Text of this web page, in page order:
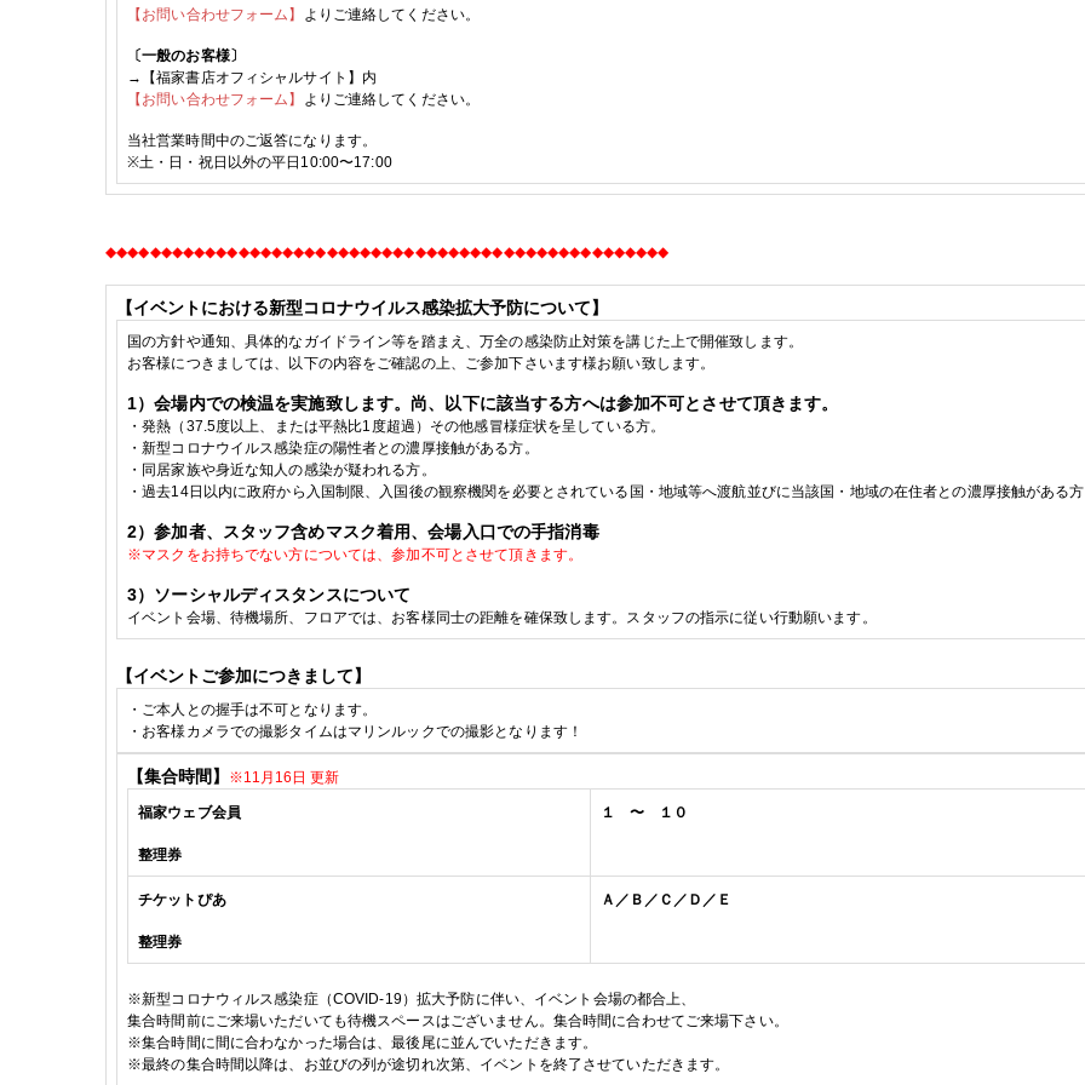
【お問い合わせフォーム】
よりご連絡してください。
〔一般のお客様〕
→【福家書店オフィシャルサイト】内
【お問い合わせフォーム】
よりご連絡してください。
当社営業時間中のご返答になります。
※土・日・祝日以外の平日10:00〜17:00
◆◆◆◆◆◆◆◆◆◆◆◆◆◆◆◆◆◆◆◆◆◆◆◆◆◆◆◆◆◆◆◆◆◆◆◆◆◆◆◆◆◆◆◆◆◆◆◆◆◆◆
【イベントにおける新型コロナウイルス感染拡大予防について】
国の方針や通知、具体的なガイドライン等を踏まえ、万全の感染防止対策を講じた上で開催致します。
お客様につきましては、以下の内容をご確認の上、ご参加下さいます様お願い致します。
1）会場内での検温を実施致します。尚、以下に該当する方へは参加不可とさせて頂きます。
・発熱（ 37.5度以上、または平熱比1 度超過）その他感冒様症状を呈している方。
・新型コロナウイルス感染症の陽性者との濃厚接触がある方。
・ 同居家族や身近な知人の感染が疑われる方。
・過去14日以内に政府から入国制限、入国後の観察機関を必要とされている国・地域等へ渡航並びに当該国・地域の在住者との濃厚接触がある
2）参加者、スタッフ含めマスク着用、会場入口での手指消毒
※マスクをお持ちでない方については、参加不可とさせて頂きます。
3）ソーシャルディスタンスについて
イベント会場、待機場所、フロアでは、お客様同士の距離を確保致します。スタッフの指示に従い行動願います。
【イベントご参加につきまして】
・ ご本人との握手は不可となります。
・ お客様カメラでの撮影タイムはマリンルックでの撮影となります！
【集合時間】 ※11月16日 更新
福家ウェブ会員
整理券
１ 〜 １０
チケットぴあ
整理券
Ａ／Ｂ／Ｃ／Ｄ／Ｅ
※新型コロナウィルス感染症（COVID-19）拡大予防に伴い、イベント会場の都合上、
集合時間前にご来場いただいても待機スペースはございません。集合時間に合わせてご来場下さい。
※集合時間に間に合わなかった場合は、最後尾に並んでいただきます。
※最終の集合時間以降は、お並びの列が途切れ次第、イベントを終了させていただきます。